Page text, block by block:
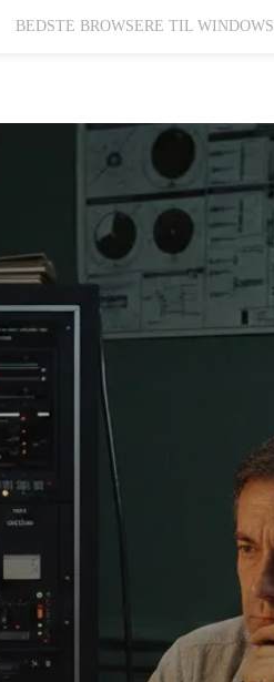
BEDSTE BROWSERE TIL WINDOWS